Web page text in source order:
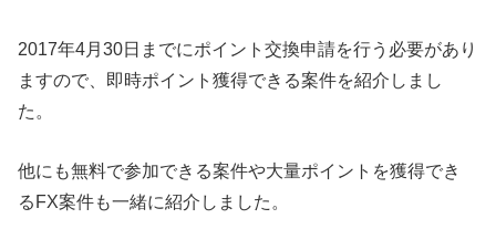
2017年4月30日までにポイント交換申請を行う必要があり
ますので、即時ポイント獲得できる案件を紹介しまし
た。
他にも無料で参加できる案件や大量ポイントを獲得でき
るFX案件も一緒に紹介しました。